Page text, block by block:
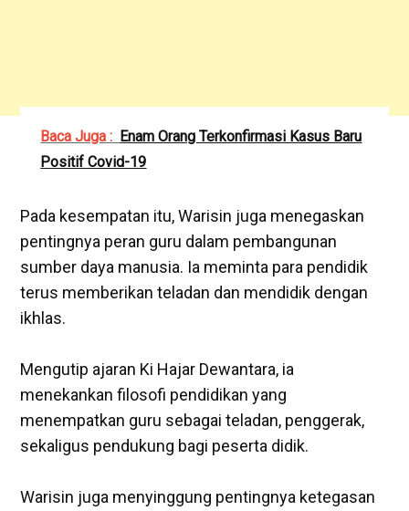
Baca Juga : Enam Orang Terkonfirmasi Kasus Baru
Positif Covid-19
‎Pada kesempatan itu, Warisin juga menegaskan
pentingnya peran guru dalam pembangunan
sumber daya manusia. Ia meminta para pendidik
terus memberikan teladan dan mendidik dengan
ikhlas.
‎Mengutip ajaran Ki Hajar Dewantara, ia
menekankan filosofi pendidikan yang
menempatkan guru sebagai teladan, penggerak,
sekaligus pendukung bagi peserta didik.
‎Warisin juga menyinggung pentingnya ketegasan